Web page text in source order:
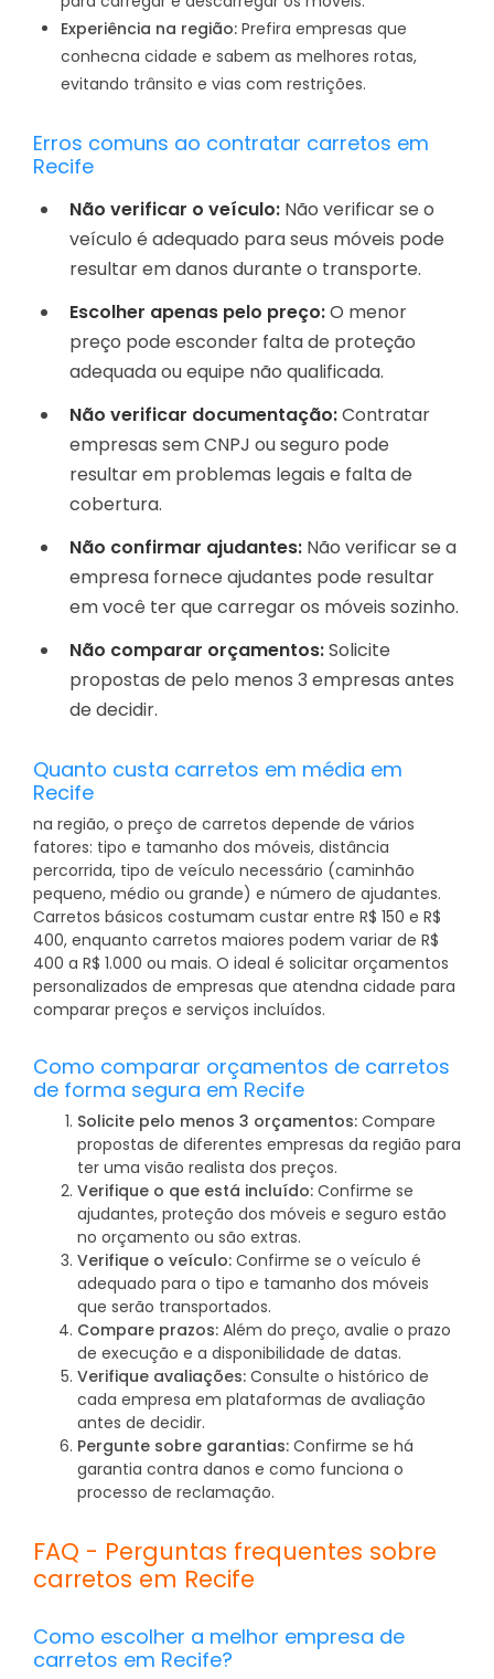
Experiência na região: Prefira empresas que
conhecna cidade e sabem as melhores rotas,
evitando trânsito e vias com restrições.
Erros comuns ao contratar carretos em
Recife
Não verificar o veículo: Não verificar se o
veículo é adequado para seus móveis pode
resultar em danos durante o transporte.
Escolher apenas pelo preço:O menor
preço pode esconder falta de proteção
adequada ou equipe não qualificada.
Não verificar documentação:Contratar
empresas sem CNPJ ou seguro pode
resultar em problemas legais e falta de
cobertura.
Não confirmar ajudantes: Não verificar se a
empresa fornece ajudantes pode resultar
em você ter que carregar os móveis sozinho.
Não comparar orçamentos:Solicite
propostas de pelo menos 3 empresas antes
de decidir.
Quanto custa carretos em média em
Recife
na região, o preço de carretos depende de vários
fatores: tipo e tamanho dos móveis, distância
percorrida, tipo de veículo necessário (caminhão
pequeno, médio ou grande) e número de ajudantes.
Carretos básicos costumam custar entre R$ 150 e R$
400, enquanto carretos maiores podem variar de R$
400 a R$ 1.000 ou mais. O ideal é solicitar orçamentos
personalizados de empresas que atendna cidade para
comparar preços e serviços incluídos.
Como comparar orçamentos de carretos
de forma segura em Recife
Solicite pelo menos 3 orçamentos: Compare
propostas de diferentes empresas da região para
ter uma visão realista dos preços.
Verifique o que está incluído: Confirme se
ajudantes, proteção dos móveis e seguro estão
no orçamento ou são extras.
Verifique o veículo: Confirme se o veículo é
adequado para o tipo e tamanho dos móveis
que serão transportados.
Compare prazos: Além do preço, avalie o prazo
de execução e a disponibilidade de datas.
Verifique avaliações: Consulte o histórico de
cada empresa em plataformas de avaliação
antes de decidir.
Pergunte sobre garantias: Confirme se há
garantia contra danos e como funciona o
processo de reclamação.
FAQ - Perguntas frequentes sobre
carretos em Recife
Como escolher a melhor empresa de
carretos em Recife?